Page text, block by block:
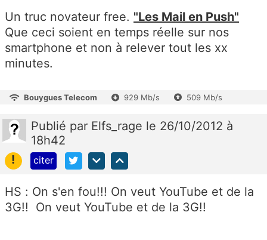
Un truc novateur free. "Les Mail en Push"
Que ceci soient en temps réelle sur nos
smartphone et non à relever tout les xx
minutes.
Bouygues Telecom 929 Mb/s 509 Mb/s
Publié par Elfs_rage le 26/10/2012 à
18h42
!
citer
HS : On s'en fou!!! On veut YouTube et de la
3G!! On veut YouTube et de la 3G!!